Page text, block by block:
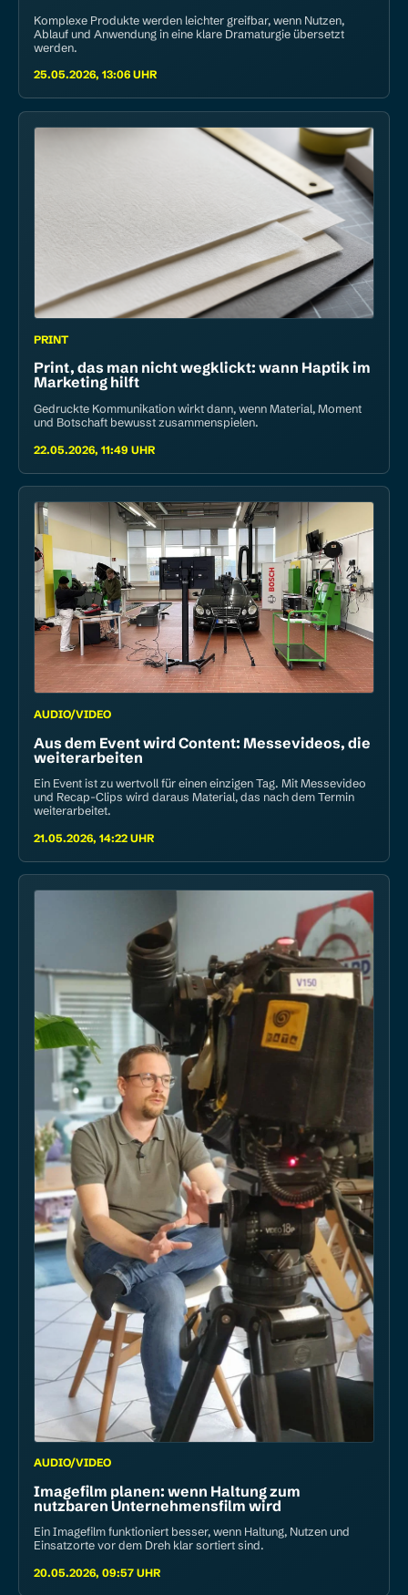
Komplexe Produkte werden leichter greifbar, wenn Nutzen,
Ablauf und Anwendung in eine klare Dramaturgie übersetzt
werden.
25.05.2026, 13:06 UHR
PRINT
Print, das man nicht wegklickt: wann Haptik im
Marketing hilft
Gedruckte Kommunikation wirkt dann, wenn Material, Moment
und Botschaft bewusst zusammenspielen.
22.05.2026, 11:49 UHR
AUDIO/VIDEO
Aus dem Event wird Content: Messe­videos, die
weiterarbeiten
Ein Event ist zu wertvoll für einen einzigen Tag. Mit Messevideo
und Recap-Clips wird daraus Material, das nach dem Termin
weiterarbeitet.
21.05.2026, 14:22 UHR
AUDIO/VIDEO
Image­film planen: wenn Haltung zum
nutzbaren Unternehmensfilm wird
Ein Imagefilm funktioniert besser, wenn Haltung, Nutzen und
Einsatzorte vor dem Dreh klar sortiert sind.
20.05.2026, 09:57 UHR